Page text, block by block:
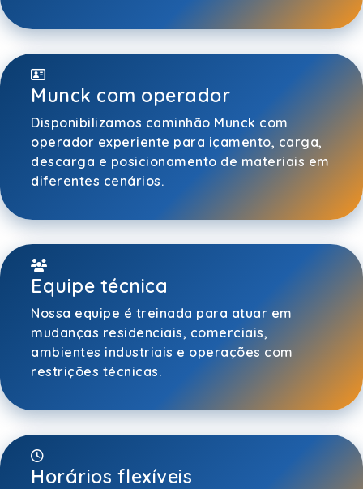
Munck com operador
Disponibilizamos caminhão Munck com
operador experiente para içamento, carga,
descarga e posicionamento de materiais em
diferentes cenários.
Equipe técnica
Nossa equipe é treinada para atuar em
mudanças residenciais, comerciais,
ambientes industriais e operações com
restrições técnicas.
Horários flexíveis